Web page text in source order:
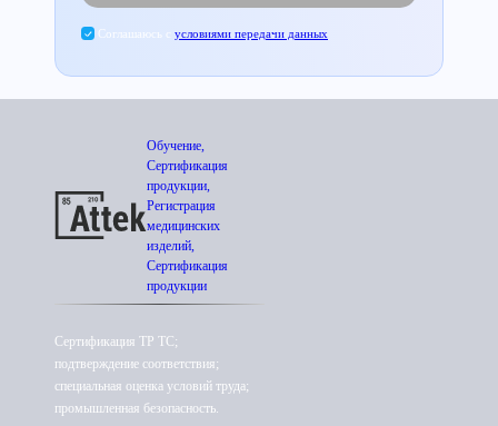
Соглашаюсь с условиями передачи данных
Обучение,
Сертификация
продукции,
Регистрация
медицинских
изделий,
Сертификация
продукции
Сертификация ТР ТС;
подтверждение соответствия;
специальная оценка условий труда;
промышленная безопасность.